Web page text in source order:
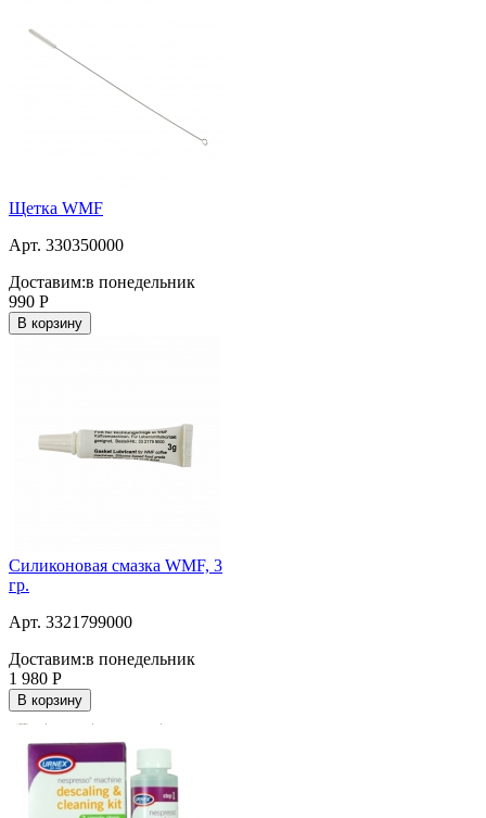
Щетка WMF
Арт. 330350000
Доставим:в понедельник
990 Р
В корзину
Силиконовая смазка WMF, 3
гр.
Арт. 3321799000
Доставим:в понедельник
1 980 Р
В корзину